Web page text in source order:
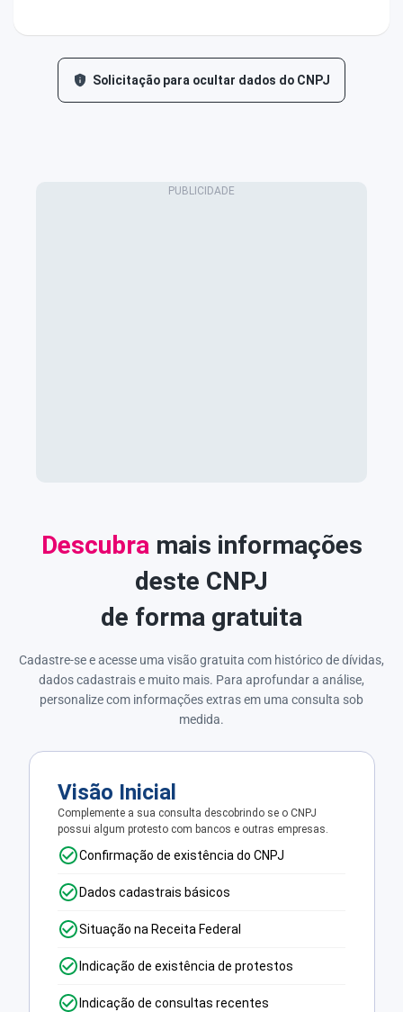
Solicitação para ocultar dados do CNPJ
Descubra mais informações
deste CNPJ
de forma gratuita
Cadastre-se e acesse uma visão gratuita com histórico de dívidas,
dados cadastrais e muito mais. Para aprofundar a análise,
personalize com informações extras em uma consulta sob
medida.
Visão Inicial
Complemente a sua consulta descobrindo se o CNPJ
possui algum protesto com bancos e outras empresas.
Confirmação de existência do CNPJ
Dados cadastrais básicos
Situação na Receita Federal
Indicação de existência de protestos
Indicação de consultas recentes